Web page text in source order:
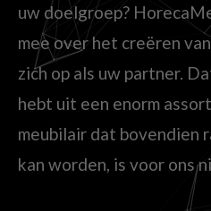
uw doelgroep?
mee over het creëren
zich op als uw partner.
hebt uit een enorm
meubilair dat bovendien
kan worden, is voor ons